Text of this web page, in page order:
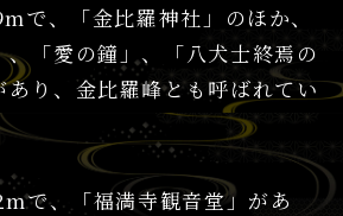
で、「金比羅神社」のほか、
「愛の鐘」、「八犬士終焉の
あり、金比羅峰とも呼ばれてい
で、「福満寺観音堂」があ